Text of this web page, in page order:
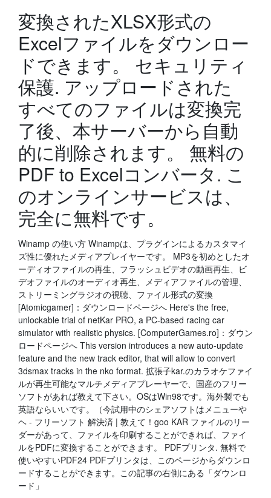
変換されたXLSX形式の
Excelファイルをダウンロー
ドできます。 セキュリティ
保護. アップロードされた
すべてのファイルは変換完
了後、本サーバーから自動
的に削除されます。 無料の
PDF to Excelコンバータ. こ
のオンラインサービスは、
完全に無料です。
Winamp の使い方 Winampは、プラグインによるカスタマイ
ズ性に優れたメディアプレイヤーです。 MP3を初めとしたオ
ーディオファイルの再生、フラッシュビデオの動画再生、ビ
デオファイルのオーディオ再生、メディアファイルの管理、
ストリーミングラジオの視聴、ファイル形式の変換
[Atomicgamer]：ダウンロードページへ Here's the free,
unlockable trial of netKar PRO, a PC-based racing car
simulator with realistic physics. [ComputerGames.ro]：ダウン
ロードページへ This version introduces a new auto-update
feature and the new track editor, that will allow to convert
3dsmax tracks in the nko format. 拡張子kar.のカラオケファイ
ルが再生可能なマルチメディアプレーヤーで、国産のフリー
ソフトがあれば教えて下さい。OSはWin98です。海外製でも
英語ならいいです。（今試用中のシェアソフトはメニューや
ヘ - フリーソフト 解決済 | 教えて！goo KAR ファイルのリー
ダーがあって、ファイルを印刷することができれば、ファイ
ルをPDFに変換することができます。 PDFプリンタ. 無料で
使いやすいPDF24 PDFプリンタは、このページからダウンロ
ードすることができます。この記事の右側にある「ダウンロ
ード」